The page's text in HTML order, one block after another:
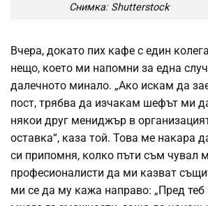
Снимка: Shutterstock
Вчера, докато пих кафе с един
нещо, което ми напомни за една
далечното минало. „Ако искам да
пост, трябва да изчакам шефът ми
някои друг мениджър в
оставка“, каза той. Това ме накара
си припомня, колко пъти съм чувал
професионалисти да ми казват
ми се да му кажа направо: „Пред